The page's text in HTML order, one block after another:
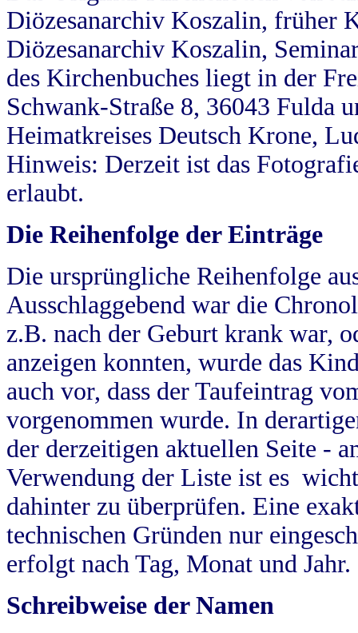
Diözesanarchiv Koszalin, früher
Diözesanarchiv Koszalin,
des Kirchenbuches liegt in der
Schwank-Straße 8, 36043 Fulda
Heimatkreises Deutsch Krone,
Hinweis: Derzeit ist das
erlaubt.
Die Reihenfolge der Einträge
Die ursprüngliche Reihenfolge
Ausschlaggebend war die
z.B. nach der Geburt krank war,
anzeigen konnten, wurde das
auch vor, dass der Taufeintrag
vorgenommen wurde. In
der derzeitigen aktuellen Seite -
Verwendung der Liste ist es
dahinter zu überprüfen. Eine
technischen Gründen nur
erfolgt nach Tag, Monat und Jahr.
Schreibweise der Namen